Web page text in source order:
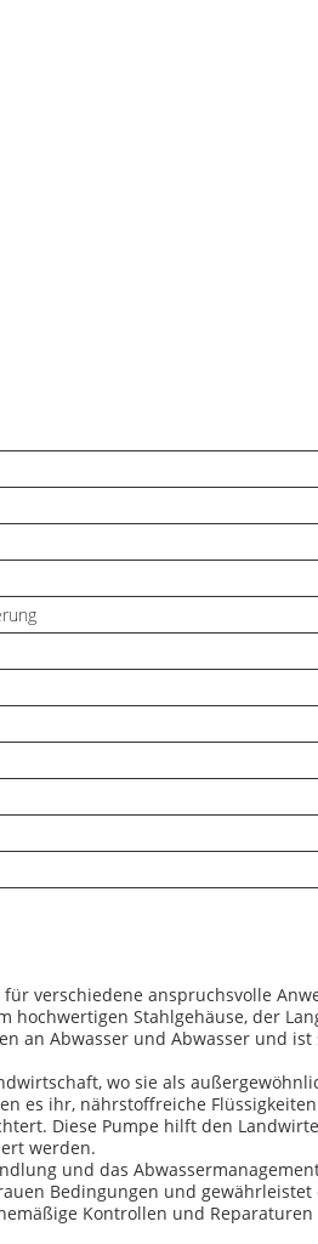
für verschiedene anspruchsvolle
Stahlgehäuse, der
an Abwasser und Abwasser und
wo sie als
es ihr, nährstoffreiche
Diese Pumpe hilft den
werden.
und das
Bedingungen und
Kontrollen und